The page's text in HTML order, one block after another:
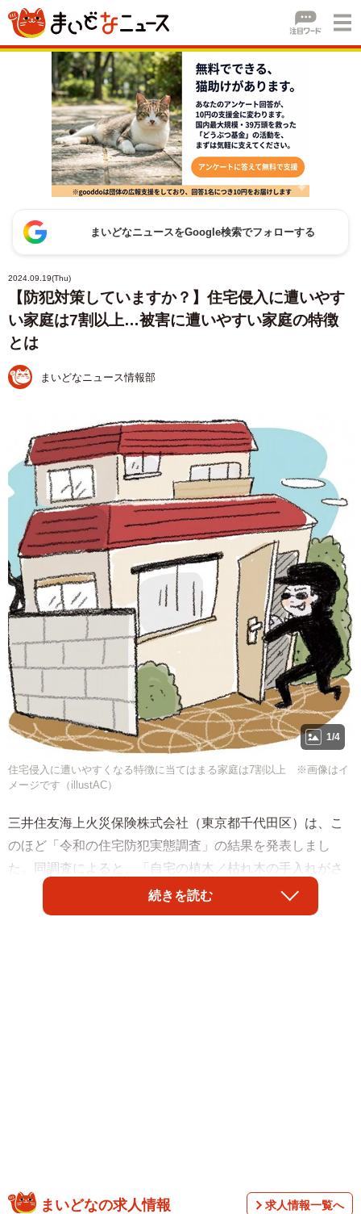
まいどなニュースをGoogle検索でフォローする
2024.09.19(Thu)
【防犯対策していますか？】住宅侵入に遭いやす
い家庭は7割以上…被害に遭いやすい家庭の特徴
とは
まいどなニュース情報部
1/4
住宅侵入に遭いやすくなる特徴に当てはまる家庭は7割以上 ※画像はイ
メージです（illustAC）
三井住友海上火災保険株式会社（東京都千代田区）は、こ
のほど「令和の住宅防犯実態調査」の結果を発表しまし
た。同調査によると、「自宅の植木／枯れ木の手入れがさ
れていない」「玄関先が掃除されていない」など、住宅侵
入に遭いやすくなる特徴に当てはまる家庭は7割以上である
続きを読む
まいどなの求人情報 求人情報一覧へ